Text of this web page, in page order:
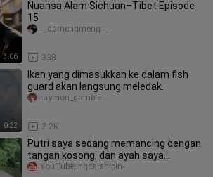
3:06
Nuansa Alam Sichuan–Tibet Episode
15
338
__damengmeng__
0:22
Ikan yang dimasukkan ke dalam fish
guard akan langsung meledak.
2.2K
raymon_gamble
Putri saya sedang memancing dengan
tangan kosong, dan ayah saya
membantunya. Saya tercengang
YouTubejingcaishipin-